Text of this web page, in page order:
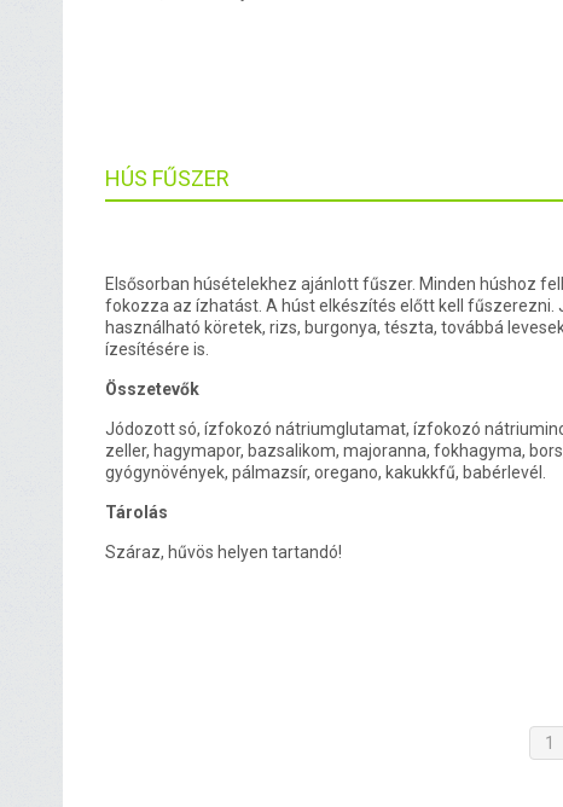
HÚS FŰSZER
Elsősorban húsételekhez ajánlott fűszer. Minden húshoz
fokozza az ízhatást. A húst elkészítés előtt kell fűszerezni.
használható köretek, rizs, burgonya, tészta, továbbá
ízesítésére is.
Összetevők
Jódozott só, ízfokozó nátriumglutamat, ízfokozó
zeller, hagymapor, bazsalikom, majoranna, fokhagyma,
gyógynövények, pálmazsír, oregano, kakukkfű, babérlevél.
Tárolás
Száraz, hűvös helyen tartandó!
1